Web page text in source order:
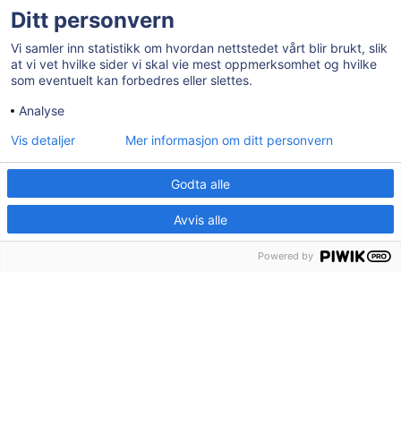
Nav Våler
Ledige stillinger
Tilgjengelighetserklæring
AKTUELT
Herredshuset, Kjosveien 1, 1592 Våler i
postmottak@valer.kommune.no
Ditt personvern
Vi samler inn statistikk om hvordan nettstedet vårt blir brukt, slik
at vi vet hvilke sider vi skal vie mest oppmerksomhet og hvilke
som eventuelt kan forbedres eller slettes.
Analyse
Godta alle
Avvis alle
Vis detaljer Mer informasjon om ditt personvern
Powered by